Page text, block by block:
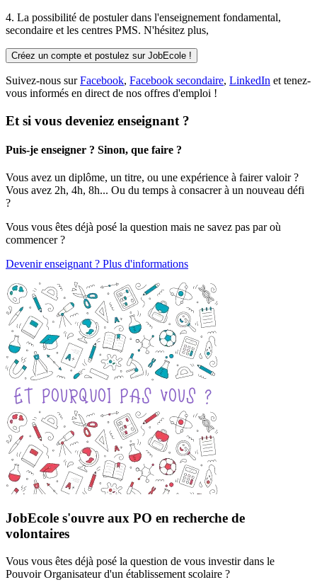
4. La possibilité de postulerdans l'enseignement fondamental,
secondaire et les centres PMS. N'hésitez plus,
Créez un compte et postulez sur JobEcole !
Suivez-nous surFacebook, Facebook secondaire, LinkedIn et tenez-
vous informés en direct de nos offres d'emploi !
Et si vous deveniez enseignant ?
Puis-je enseigner ? Sinon, que faire ?
Vous avez un diplôme, un titre, ou une expérience à fairer valoir ?
Vous avez 2h, 4h, 8h... Ou du temps à consacrer à un nouveau défi
?
Vous vous êtes déjà posé la question mais ne savez pas par où
commencer ?
Devenir enseignant ? Plus d'informations
JobEcole s'ouvre aux PO en recherche de
volontaires
Vous vous êtes déjà posé la question de vous investir dans le
Pouvoir Organisateur d'un établissement scolaire ?